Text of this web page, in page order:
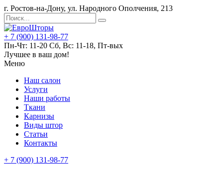
г. Ростов-на-Дону, ул. Народного Ополчения, 213
+ 7 (900) 131-98-77
Пн-Чт: 11-20 Сб, Вс: 11-18, Пт-вых
Лучшее в ваш дом!
Меню
Наш салон
Услуги
Наши работы
Ткани
Карнизы
Виды штор
Статьи
Контакты
+ 7 (900) 131-98-77